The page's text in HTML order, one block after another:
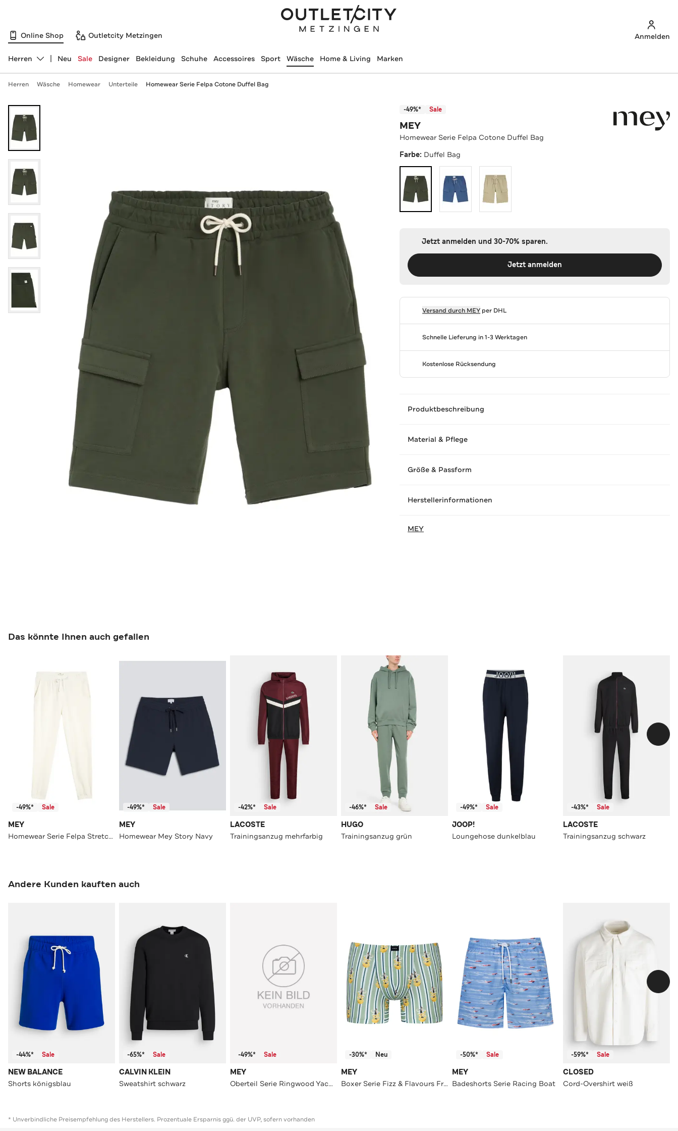
Online Shop Outletcity Metzingen Anmelden
Abteilung ändern, ausgewählt:
Herren Neu Sale Designer Bekleidung Schuhe Accessoires Sport Wäsche Home & Living Marken
Herren Wäsche Homewear Unterteile Homewear Serie Felpa Cotone Duffel Bag
-49%* Sale
MEY
Homewear Serie Felpa Cotone Duffel Bag
Farbe: Duffel Bag
Jetzt anmelden und 30-70% sparen.
Jetzt anmelden
Versand durch MEY per DHL
Schnelle Lieferung in 1-3 Werktagen
Kostenlose Rücksendung
Produktbeschreibung
Material & Pflege
Größe & Passform
Herstellerinformationen
MEY
Das könnte Ihnen auch gefallen
-49%* Sale
MEY
Homewear Serie Felpa Stretch Whisper White
-49%* Sale
MEY
Homewear Mey Story Navy
-42%* Sale
LACOSTE
Trainingsanzug mehrfarbig
-46%* Sale
HUGO
Trainingsanzug grün
-49%* Sale
JOOP!
Loungehose dunkelblau
-43%* Sale
LACOSTE
Trainingsanzug schwarz
Andere Kunden kauften auch
-44%* Sale
NEW BALANCE
Shorts königsblau
-65%* Sale
CALVIN KLEIN
Sweatshirt schwarz
-49%* Sale
MEY
Oberteil Serie Ringwood Yacht Blue
-30%* Neu
MEY
Boxer Serie Fizz & Flavours Frog Green
-50%* Sale
MEY
Badeshorts Serie Racing Boat
-59%* Sale
CLOSED
Cord-Overshirt weiß
* Unverbindliche Preisempfehlung des Herstellers. Prozentuale Ersparnis ggü. der UVP, sofern vorhanden